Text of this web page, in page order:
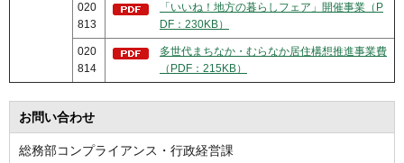
020
813
「いいね！地方の暮らしフェア」開催事業（P
DF：230KB）
020
814
多世代まちなか・むらなか居住構想推進事業費
（PDF：215KB）
お問い合わせ
総務部コンプライアンス・行政経営課